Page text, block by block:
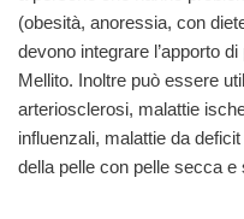
(obesità, anoressia, con
devono integrare l’apporto
Mellito. Inoltre può essere
arteriosclerosi, malattie
influenzali, malattie da
della pelle con pelle secca